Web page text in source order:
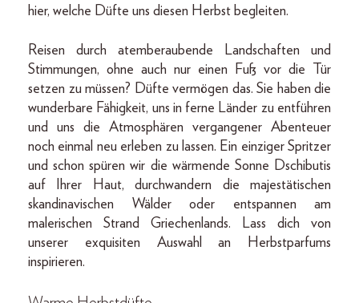
hier, welche Düfte uns diesen Herbst begleiten.
Reisen durch atemberaubende Landschaften und
Stimmungen, ohne auch nur einen Fuß vor die Tür
setzen zu müssen? Düfte vermögen das. Sie haben die
wunderbare Fähigkeit, uns in ferne Länder zu entführen
und uns die Atmosphären vergangener Abenteuer
noch einmal neu erleben zu lassen. Ein einziger Spritzer
und schon spüren wir die wärmende Sonne Dschibutis
auf Ihrer Haut, durchwandern die majestätischen
skandinavischen Wälder oder entspannen am
malerischen Strand Griechenlands. Lass dich von
unserer exquisiten Auswahl an Herbstparfums
inspirieren.